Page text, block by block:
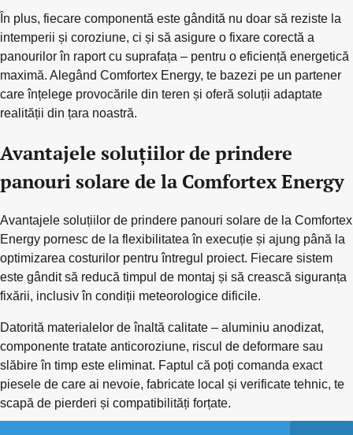
În plus, fiecare componentă este gândită nu doar să reziste la
intemperii și coroziune, ci și să asigure o fixare corectă a
panourilor în raport cu suprafața – pentru o eficiență energetică
maximă. Alegând Comfortex Energy, te bazezi pe un partener
care înțelege provocările din teren și oferă soluții adaptate
realității din țara noastră.
Avantajele soluțiilor de prindere
panouri solare de la Comfortex Energy
Avantajele soluțiilor de prindere panouri solare de la Comfortex
Energy pornesc de la flexibilitatea în execuție și ajung până la
optimizarea costurilor pentru întregul proiect. Fiecare sistem
este gândit să reducă timpul de montaj și să crească siguranța
fixării, inclusiv în condiții meteorologice dificile.
Datorită materialelor de înaltă calitate – aluminiu anodizat,
componente tratate anticoroziune, riscul de deformare sau
slăbire în timp este eliminat. Faptul că poți comanda exact
piesele de care ai nevoie, fabricate local și verificate tehnic, te
scapă de pierderi și compatibilități forțate.